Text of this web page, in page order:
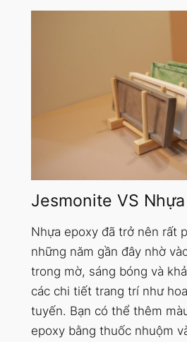
Jesmonite VS
Nhựa epoxy đã trở nên rất
những năm gần đây nhờ
trong mờ, sáng bóng và
các chi tiết trang trí như
tuyến. Bạn có thể thêm
epoxy bằng thuốc nhuộm